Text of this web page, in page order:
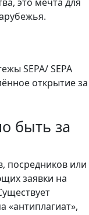
SEPA/ SEPA
открытие за
быть за
посредников или
заявки на
«антиплагиат»,